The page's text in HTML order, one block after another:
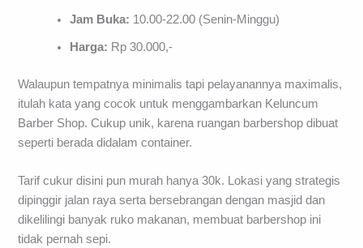
Jam Buka: 10.00-22.00 (Senin-Minggu)
Harga: Rp 30.000,-
Walaupun tempatnya minimalis tapi pelayanannya maximalis,
itulah kata yang cocok untuk menggambarkan Keluncum
Barber Shop. Cukup unik, karena ruangan barbershop dibuat
seperti berada didalam container.
Tarif cukur disini pun murah hanya 30k. Lokasi yang strategis
dipinggir jalan raya serta bersebrangan dengan masjid dan
dikelilingi banyak ruko makanan, membuat barbershop ini
tidak pernah sepi.